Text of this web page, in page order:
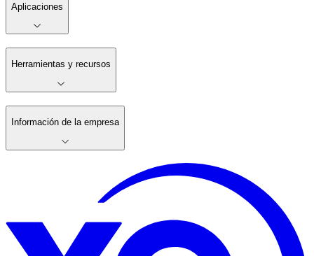
Aplicaciones
Herramientas y recursos
Información de la empresa